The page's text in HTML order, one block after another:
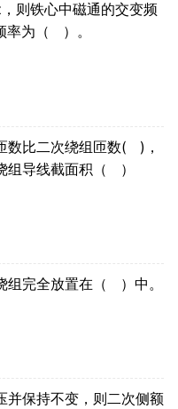
则铁心中磁通的交变频
率为（ ）。
数比二次绕组匝数( )，
组导线截面积（ ）
组完全放置在（ ）中。
并保持不变，则二次侧额